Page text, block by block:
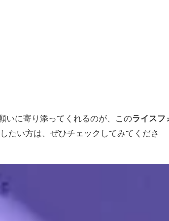
いに寄り添ってくれるのが、このライスフ
たい方は、ぜひチェックしてみてくださ